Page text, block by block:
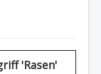
'Rasen'